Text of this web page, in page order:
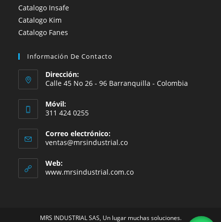
Catalogo Insafe
Catalogo Kim
Catalogo Fanes
Información De Contacto
Dirección:
Calle 45 No 26 - 96 Barranquilla - Colombia
Móvil:
311 424 0255
Correo electrónico:
ventas@mrsindustrial.coSe
aplicación
Web:
www.mrsindustrial.com.co
MRS INDUSTRIAL SAS, Un lugar muchas soluciones.